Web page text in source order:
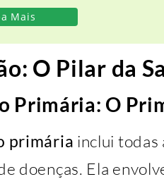
Mais
O Pilar da
Primária: O
primária inclui todas
doenças. Ela